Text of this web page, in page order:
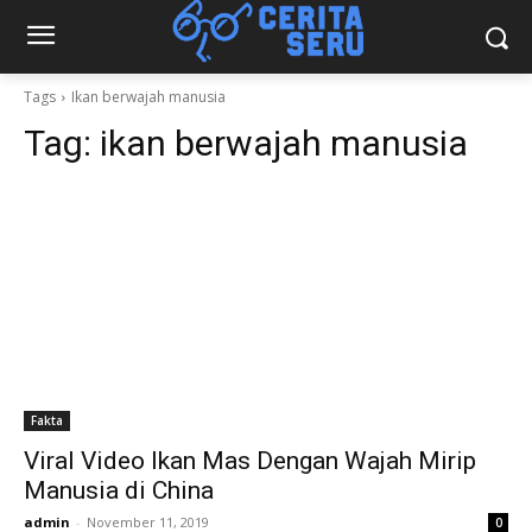
Tags Ikan berwajah manusia
Tag: ikan berwajah manusia
Fakta
Viral Video Ikan Mas Dengan Wajah Mirip
Manusia di China
admin - November 11, 2019 0